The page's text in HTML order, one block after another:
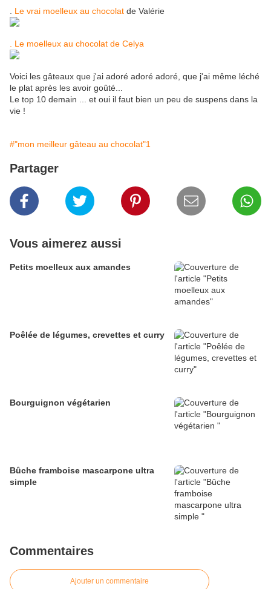
Le vrai moelleux au chocolat de Valérie
. Le moelleux au chocolat de Celya
Voici les gâteaux que j'ai adoré adoré adoré, que j'ai même léché
le plat après les avoir goûté...
Le top 10 demain ... et oui il faut bien un peu de suspens dans la
vie !
#"mon meilleur gâteau au chocolat"1
Partager
Vous aimerez aussi
Petits moelleux aux amandes
Poêlée de légumes, crevettes et curry
Bourguignon végétarien
Bûche framboise mascarpone ultra
simple
Commentaires
Ajouter un commentaire